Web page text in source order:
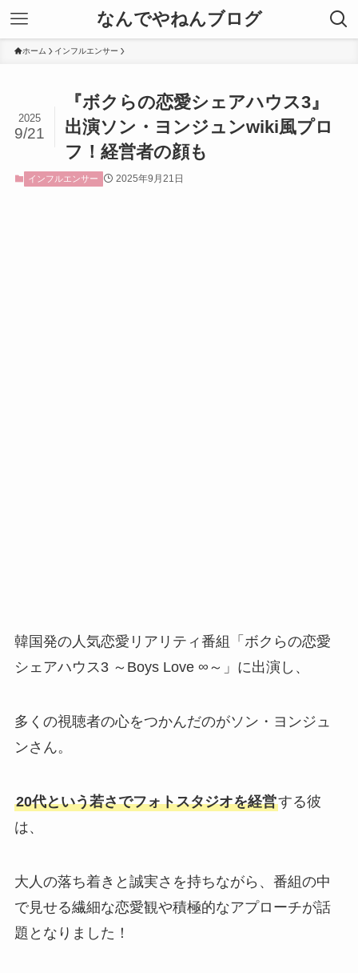
なんでやねんブログ
ホーム インフルエンサー
『ボクらの恋愛シェアハウス3』
出演ソン・ヨンジュンwiki風プロ
フ！経営者の顔も
2025
9/21
インフルエンサー 2025年9月21日
韓国発の人気恋愛リアリティ番組「ボクらの恋愛
シェアハウス3 ～Boys Love ∞～」に出演し、
多くの視聴者の心をつかんだのがソン・ヨンジュ
ンさん。
20代という若さでフォトスタジオを経営する彼
は、
大人の落ち着きと誠実さを持ちながら、番組の中
で見せる繊細な恋愛観や積極的なアプローチが話
題となりました！